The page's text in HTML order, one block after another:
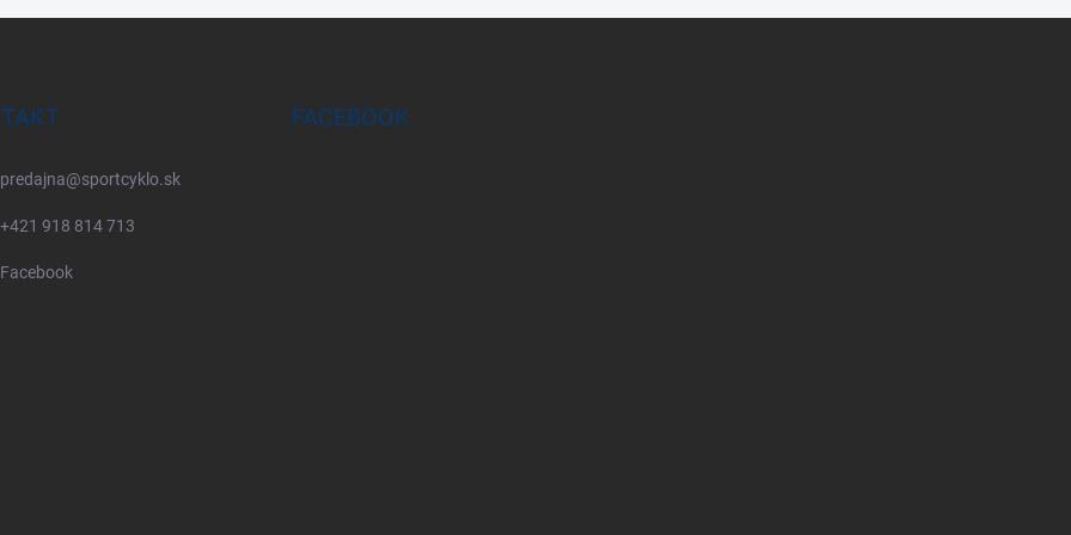
predajna@sportcyklo.sk
+421 918 814 713
Facebook
FACEBOOK